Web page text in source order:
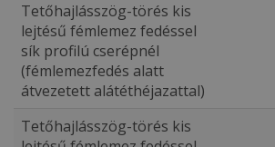
Tetőhajlásszög-törés kis
lejtésű fémlemez fedéssel
sík profilú cserépnél
(fémlemezfedés alatt
átvezetett alátéthéjazattal)
Tetőhajlásszög-törés kis